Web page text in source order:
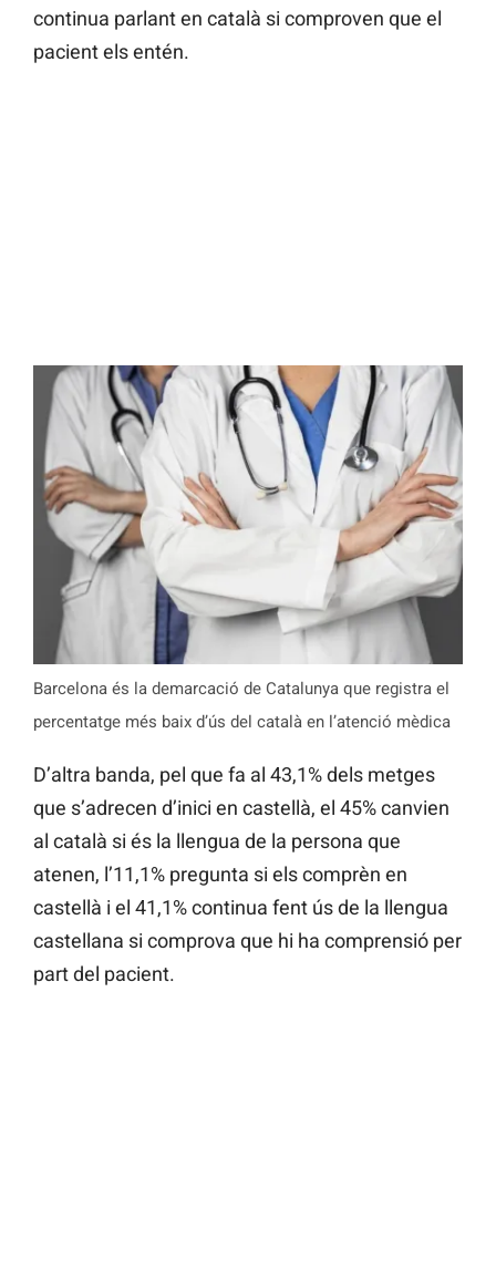
continua parlant en català si comproven que el
pacient els entén.
Barcelona és la demarcació de Catalunya que registra el
percentatge més baix d’ús del català en l’atenció mèdica
D’altra banda, pel que fa al 43,1% dels metges
que s’adrecen d’inici en castellà, el 45% canvien
al català si és la llengua de la persona que
atenen, l’11,1% pregunta si els comprèn en
castellà i el 41,1% continua fent ús de la llengua
castellana si comprova que hi ha comprensió per
part del pacient.